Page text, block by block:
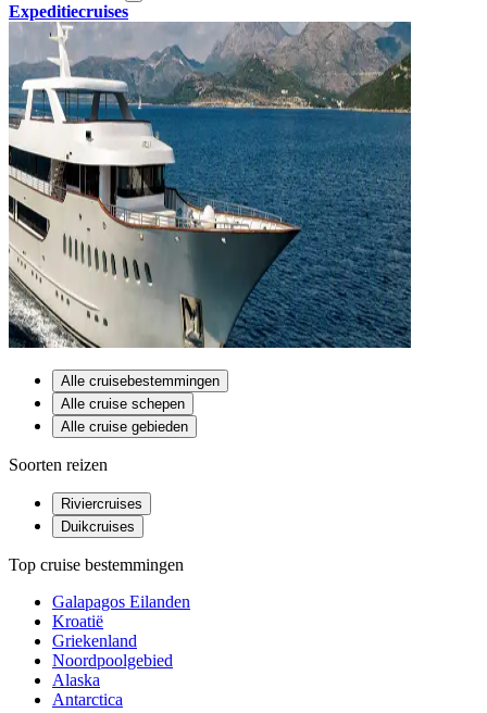
Expeditiecruises
Alle cruisebestemmingen
Alle cruise schepen
Alle cruise gebieden
Soorten reizen
Riviercruises
Duikcruises
Top cruise bestemmingen
Galapagos Eilanden
Kroatië
Griekenland
Noordpoolgebied
Alaska
Antarctica